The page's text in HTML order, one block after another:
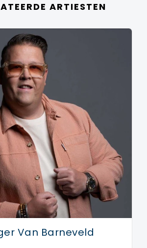
ARTIESTEN
Van Barneveld